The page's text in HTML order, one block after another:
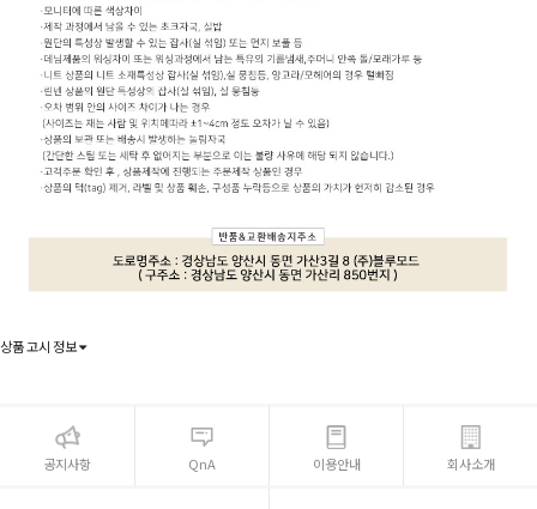
상품 고시 정보
공지사항 QnA 이용안내 회사소개